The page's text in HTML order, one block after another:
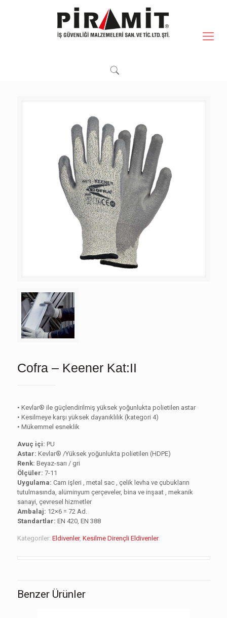
Cofra – Keener Kat:II
• Kevlar® ile güçlendirilmiş yüksek yoğunlukta polietilen astar
• Kesilmeye karşı yüksek dayanıklılık (kategori 4)
• Mükemmel esneklik
Avuç içi: PU
Astar: Kevlar® /Yüksek yoğunlukta polietilen (HDPE)
Renk: Beyaz-sarı / gri
Ölçüler: 7-11
Uygulama: Cam işleri , metal sac , çelik levha ve çubukların
tutulmasında, alüminyum çerçeveler, bina ve inşaat , mekanik
sanayi, çevresel hizmetler
Ambalaj: 12×6 = 72 Ad.
Standartlar: EN 420, EN 388
Kategoriler: Eldivenler, Kesilme Dirençli Eldivenler.
Benzer Ürünler